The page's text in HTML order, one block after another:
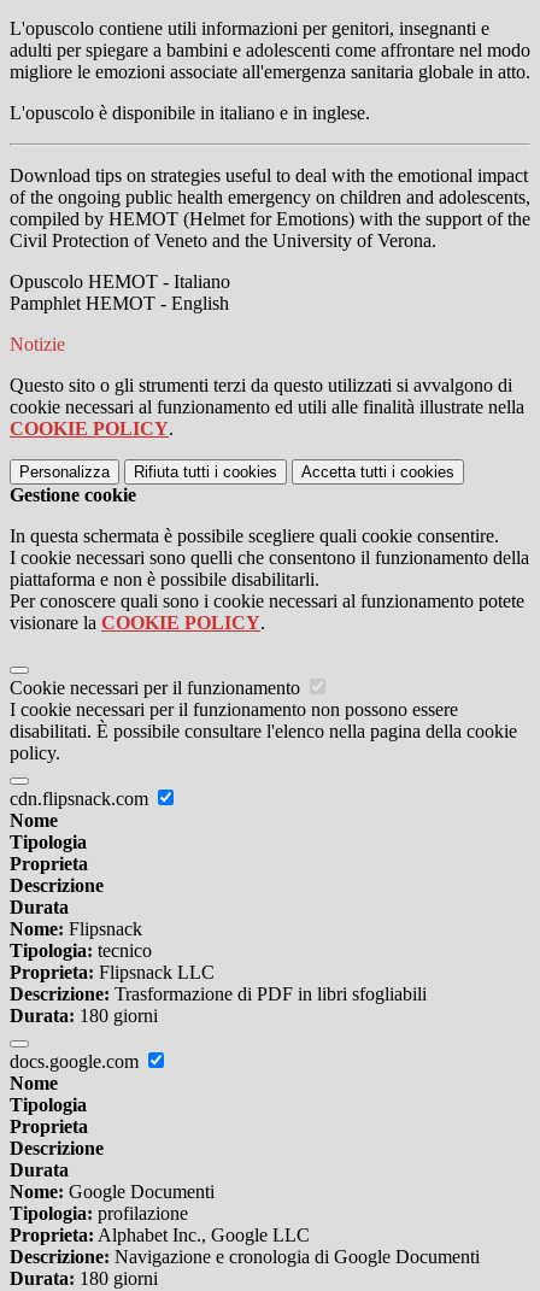
L'opuscolo contiene utili informazioni per genitori, insegnanti e
adulti per spiegare a bambini e adolescenti come affrontare nel modo
migliore le emozioni associate all'emergenza sanitaria globale in atto.
L'opuscolo è disponibile in italiano e in inglese.
Download tips on strategies useful to deal with the emotional impact
of the ongoing public health emergency on children and adolescents,
compiled by HEMOT (Helmet for Emotions) with the support of the
Civil Protection of Veneto and the University of Verona.
Opuscolo HEMOT - Italiano
Pamphlet HEMOT - English
Notizie
Questo sito o gli strumenti terzi da questo utilizzati si avvalgono di
cookie necessari al funzionamento ed utili alle finalità illustrate nella
COOKIE POLICY.
Personalizza Rifiuta tutti i cookies Accetta tutti i cookies
Gestione cookie
In questa schermata è possibile scegliere quali cookie consentire.
I cookie necessari sono quelli che consentono il funzionamento della
piattaforma e non è possibile disabilitarli.
Per conoscere quali sono i cookie necessari al funzionamento potete
visionare la COOKIE POLICY.
Cookie necessari per il funzionamento
I cookie necessari per il funzionamento non possono essere
disabilitati. È possibile consultare l'elenco nella pagina della cookie
policy.
cdn.flipsnack.com
Nome
Tipologia
Proprieta
Descrizione
Durata
Nome: Flipsnack
Tipologia: tecnico
Proprieta: Flipsnack LLC
Descrizione: Trasformazione di PDF in libri sfogliabili
Durata: 180 giorni
docs.google.com
Nome
Tipologia
Proprieta
Descrizione
Durata
Nome: Google Documenti
Tipologia: profilazione
Proprieta: Alphabet Inc., Google LLC
Descrizione: Navigazione e cronologia di Google Documenti
Durata: 180 giorni